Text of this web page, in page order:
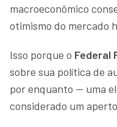
macroeconômico
otimismo do mercado
Isso porque o Federal
sobre sua política de
por enquanto — uma
considerado um